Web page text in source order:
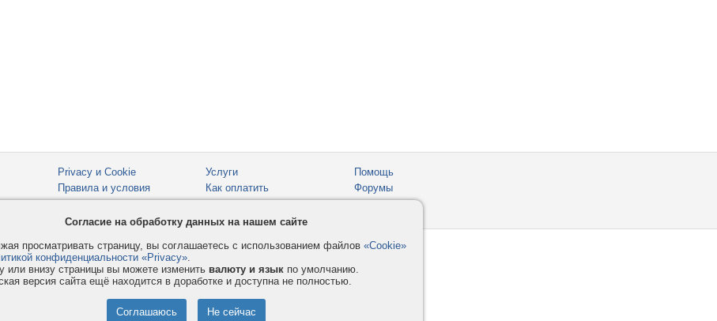
Privacy и Cookie
Правила и условия
Услуги
Как оплатить
Помощь
Форумы
Согласие на обработку данных на нашем сайте
просматривать страницу, вы соглашаетесь с использованием файлов «Cookie»
конфиденциальности «Privacy».
или внизу страницы вы можете изменить валюту и язык по умолчанию.
версия сайта ещё находится в доработке и доступна не полностью.